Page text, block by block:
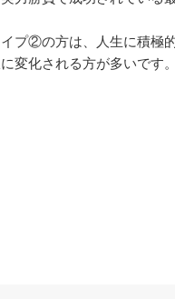
プ②の方は、人生に積極
変化される方が多いです。